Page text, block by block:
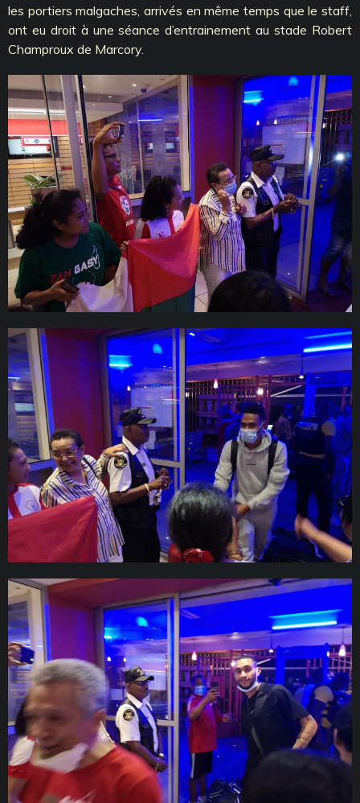
les portiers malgaches, arrivés en même temps que le staff,
ont eu droit à une séance d’entrainement au stade Robert
Champroux de Marcory.